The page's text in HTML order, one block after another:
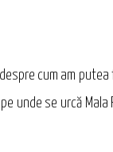
cum am
se urcă